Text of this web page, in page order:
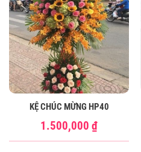
KỆ CHÚC MỪNG HP40
1.500,000 ₫